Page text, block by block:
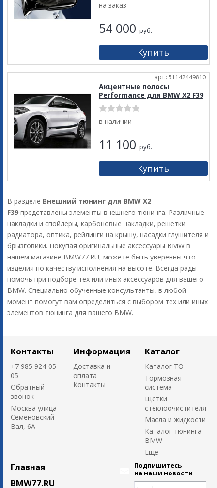
на заказ
54 000 руб.
арт.: 51142449810
Акцентные полосы
Performance для BMW X2 F39
в наличии
11 100 руб.
В разделе Внешний тюнинг для BMW X2
F39 представлены элементы внешнего тюнинга. Различные
накладки и спойлеры, карбоновые накладки, решетки
радиатора, оптика, рейлинги на крышу, насадки глушителя и
брызговики. Покупая оригинальные аксессуары BMW в
нашем магазине BMW77.RU, можете быть уверенны что
изделия по качеству исполнения на высоте. Всегда рады
помочь при подборе тех или иных аксессуаров для вашего
BMW. Специально обученные консультанты, в любой
момент помогут вам определиться с выбором тех или иных
элементов тюнинга для вашего BMW.
Контакты
+7 985 924-05-
05
Обратный
звонок
Москва улица
Семёновский
Вал, 6А
Информация
Доставка и
оплата
Контакты
Каталог
Каталог ТО
Тормозная
система
Щетки
стеклоочистителя
Масла и жидкости
Каталог тюнинга
BMW
Главная
BMW77.RU
Подпишитесь
на наши новости